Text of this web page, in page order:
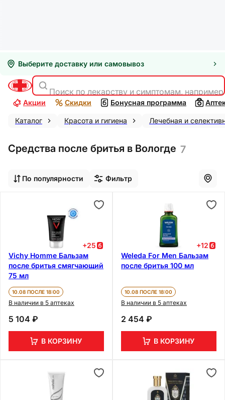
Выберите доставку или самовывоз
Поиск по лекарству и симптомам,
Акции Скидки Бонусная программа
Каталог Красота и гигиена Лечебная и
Средства после бритья в Вологде 7
По популярности Фильтр
+25
Vichy Homme Бальзам
после бритья смягчающий
75 мл
10.08 ПОСЛЕ 18:00
В наличии в 5 аптеках
5 104 ₽
В КОРЗИНУ
+12
Weleda For Men Бальзам
после бритья 100 мл
10.08 ПОСЛЕ 18:00
В наличии в 5 аптеках
2 454 ₽
В КОРЗИНУ